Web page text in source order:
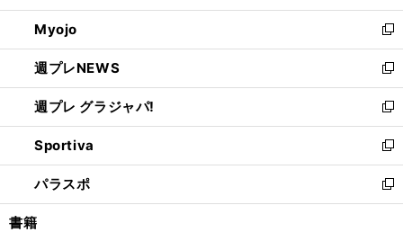
開
く
ウ
で
開
く
ン
ド
ウ
で
開
く
ウ
ィ
ン
ド
ウ
で
開
く
Myojo
新
し
い
ウ
ィ
ン
ド
ウ
で
開
週プレNEWS
新
し
い
ウ
ィ
ン
ド
ウ
週プレ グラジャパ!
新
し
い
ウ
ィ
ン
Sportiva
新
し
い
ウ
パラスポ
新
し
書籍